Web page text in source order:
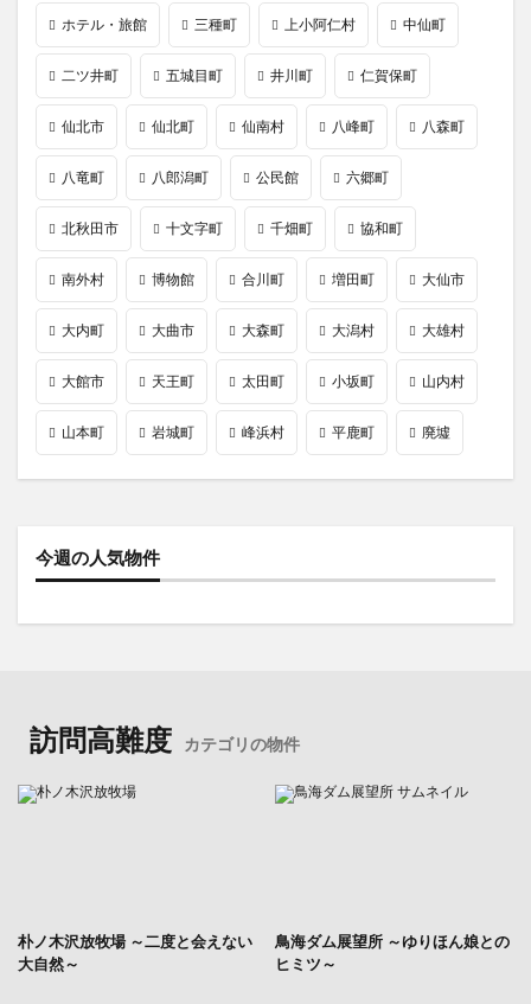
ホテル・旅館 三種町 上小阿仁村 中仙町
二ツ井町 五城目町 井川町 仁賀保町
仙北市 仙北町 仙南村 八峰町 八森町
八竜町 八郎潟町 公民館 六郷町
北秋田市 十文字町 千畑町 協和町
南外村 博物館 合川町 増田町 大仙市
大内町 大曲市 大森町 大潟村 大雄村
大館市 天王町 太田町 小坂町 山内村
山本町 岩城町 峰浜村 平鹿町 廃墟
今週の人気物件
訪問高難度 カテゴリの物件
朴ノ木沢放牧場 ～二度と会えない
大自然～
鳥海ダム展望所 ～ゆりほん娘との
ヒミツ～